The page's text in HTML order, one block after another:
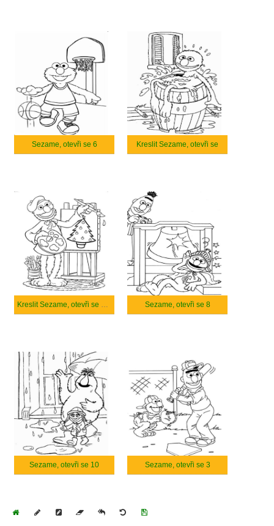
Sezame, otevři se 6 Kreslit Sezame, otevři se
Kreslit Sezame, otevři se velmi snadno Sezame, otevři se 8
Sezame, otevři se 10 Sezame, otevři se 3